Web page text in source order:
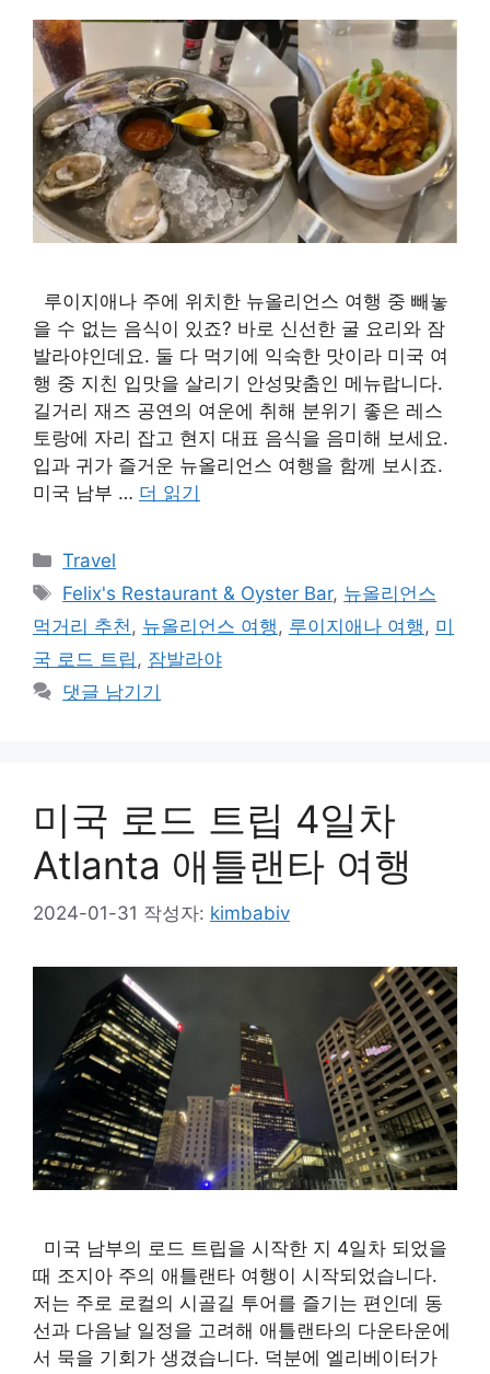
루이지애나 주에 위치한 뉴올리언스 여행 중 빼놓
을 수 없는 음식이 있죠? 바로 신선한 굴 요리와 잠
발라야인데요. 둘 다 먹기에 익숙한 맛이라 미국 여
행 중 지친 입맛을 살리기 안성맞춤인 메뉴랍니다.
길거리 재즈 공연의 여운에 취해 분위기 좋은 레스
토랑에 자리 잡고 현지 대표 음식을 음미해 보세요.
입과 귀가 즐거운 뉴올리언스 여행을 함께 보시죠.
미국 남부 … 더 읽기
카
테
리
Travel
태
그
Felix's Restaurant & Oyster Bar, 뉴올리언스
먹거리 추천 , 뉴올리언스 여행 , 루이지애나 여행 , 미
국 로드 트립 , 잠발라야
댓글 남기기
미국 로드 트립 4일차
Atlanta 애틀랜타 여행
2024-01-31 작성자: kimbabiv
미국 남부의 로드 트립을 시작한 지 4일차 되었을
때 조지아 주의 애틀랜타 여행이 시작되었습니다.
저는 주로 로컬의 시골길 투어를 즐기는 편인데 동
선과 다음날 일정을 고려해 애틀랜타의 다운타운에
서 묵을 기회가 생겼습니다. 덕분에 엘리베이터가